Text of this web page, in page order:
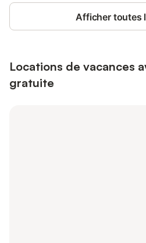
Afficher toutes
Locations de vacances
gratuite